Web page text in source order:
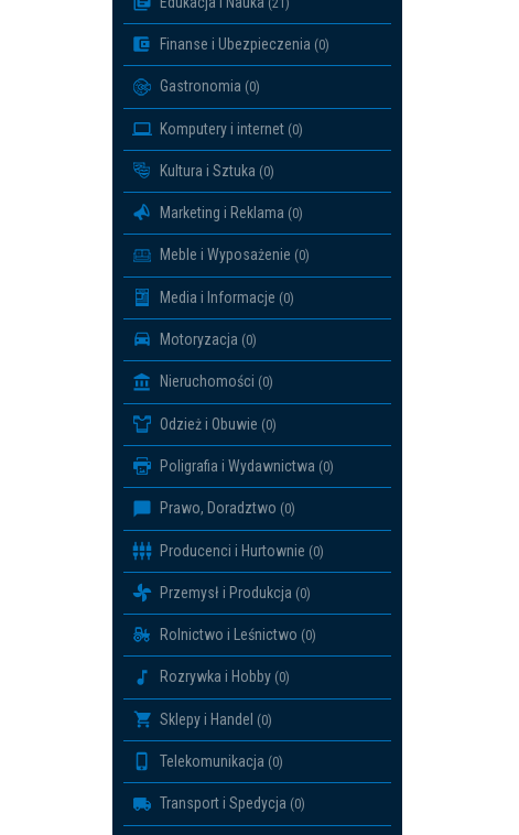
Finanse i Ubezpieczenia (0)
Gastronomia (0)
Komputery i internet (0)
Kultura i Sztuka (0)
Marketing i Reklama (0)
Meble i Wyposażenie (0)
Media i Informacje (0)
Motoryzacja (0)
Nieruchomości (0)
Odzież i Obuwie (0)
Poligrafia i Wydawnictwa (0)
Prawo, Doradztwo (0)
Producenci i Hurtownie (0)
Przemysł i Produkcja (0)
Rolnictwo i Leśnictwo (0)
Rozrywka i Hobby (0)
Sklepy i Handel (0)
Telekomunikacja (0)
Transport i Spedycja (0)